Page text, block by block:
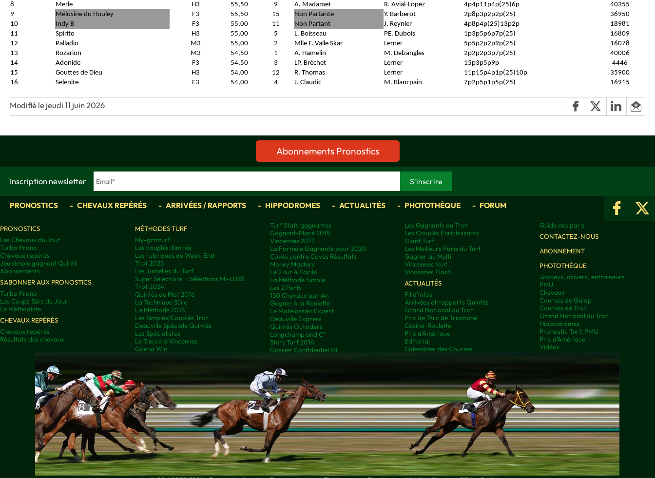
8
Merle H3 55,50 9 A. Madamet R. Avial-Lopez 4p4p11p4p(25)6p
40355
9
Mélusine du Houley F3 55,50 15 Non Partante Y. Barberot 2p8p3p2p2p(25)
36950
10
Indy B F3 55,00 11 Non Partant J. Reynier 4p8p4p(25)13p2p
18981
11
Spirito H3 55,00 5 L. Boisseau PE. Dubois 1p3p5p6p7p(25)
16809
12
Palladio M3 55,00 2 Mlle F. Valle Skar Lerner 5p5p2p2p9p(25)
16078
13
Rozarion M3 54,50 1 A. Hamelin M. Delzangles 2p2p2p3p7p(25)
40006
14
Adonide F3 54,50 3 LP. Bréchet Lerner 15p3p5p9p
4446
15
Gouttes de Dieu H3 54,00 12 R. Thomas Lerner 11p15p4p1p(25)10p
35900
16
Selenite F3 54,00 4 J. Claudic M. Blancpain 7p2p5p1p5p(25) 16915
Modifié le jeudi 11 juin 2026
Abonnements Pronostics
Inscription newsletter
PRONOSTICS CHEVAUX REPÉRÉS ARRIVÉES / RAPPORTS HIPPODROMES ACTUALITÉS PHOTOTHÈQUE FORUM
PRONOSTICS
Les Chevaux du Jour
Turbo Prono
Chevaux repérés
Jeu simple gagnant Quinté
Abonnements
S'ABONNER AUX PRONOSTICS
Turbo Prono
Les Coups Sûrs du Jour
Le Méthodiste
CHEVAUX REPÉRÉS
Chevaux repérés
Résultats des chevaux
MÉTHODES TURF
My-grmturf
Les couplés illimités
Les rubriques de Week-End
Trot 2025
Les Jumelles du Turf
Super Sélections + Sélections MI-LUXE
Trot 2024
Quintés de Plat 2016
La Technique Sûre
La Méthode 2018
Les Simples/Couplés Trot
Deauville Spéciale Quintés
Les Spécialistes
Le Tiercé à Vincennes
Gonna Win
Turf Stats gagnantes
Gagnant-Placé 2015
Vincennes 2017
La Formule Gagnante pour 2020
Covès contre Covès Résultats
Money Masters
Le 2 sur 4 Facile
La Méthode Simple
Les 2 Perfs
150 Chevaux par An
Gagner à la Roulette
Le Matelassier Expert
Deauville Express
Quintés Outsiders
Longchamp and C°
Stats Turf 2014
Dossier Confidentiel MI
Les Gagnants au Trot
Les Couplés Enrichissants
Giant Turf
Les Meilleurs Paris du Turf
Gagner au Multi
Vincennes Nuit
Vincennes Flash
ACTUALITÉS
Fil d'infos
Arrivées et rapports Quintés
Grand National du Trot
Prix de l'Arc de Triomphe
Casino-Roulette
Prix d'Amérique
Editorial
Calendrier des Courses
Guide des paris
CONTACTEZ-NOUS
ABONNEMENT
PHOTOTHÈQUE
Jockeys, drivers, entraineurs
PMU
Chevaux
Courses de Galop
Courses de Trot
Grand National du Trot
Hippodromes
Pronostic Turf, PMU
Prix d’Amérique
Vidéos